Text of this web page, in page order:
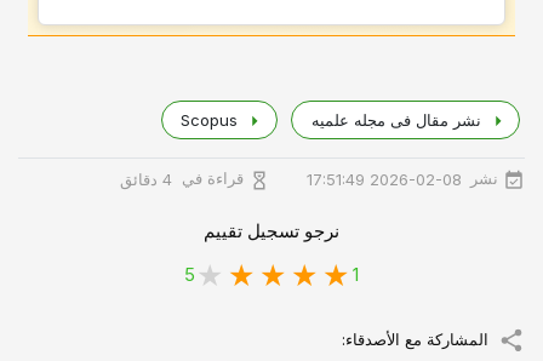
نشر مقال فی مجله علمیه
نشر 2026-02-08 17:51:49 قراءة في 4 دقائق
نرجو تسجيل تقييم
1
5
المشاركة مع الأصدقاء: